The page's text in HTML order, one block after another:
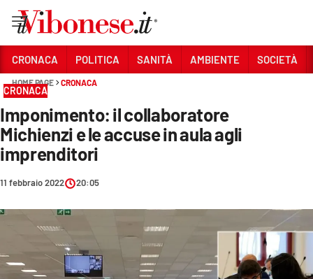
Sezioni
CRONACA
POLITICA
SOCIETÀ
CULTURA
CRONACA POLITICA SANITÀ AMBIENTE SOCIETÀ
HOME PAGE CRONACA
CRONACA
Imponimento: il collaboratore
Michienzi e le accuse in aula agli
imprenditori
11 febbraio 2022 20:05